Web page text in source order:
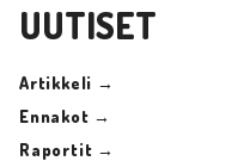
UUTISET
Artikkeli →
Ennakot →
Raportit →